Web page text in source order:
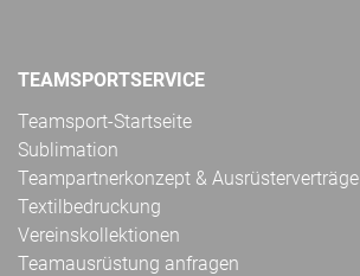
TEAMSPORTSERVICE
Teamsport-Startseite
Sublimation
Teampartnerkonzept & Ausrüsterverträge
Textilbedruckung
Vereinskollektionen
Teamausrüstung anfragen